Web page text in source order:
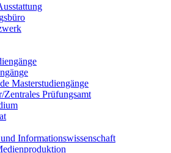
Masterstudiengänge
Zentrales Prüfungsamt
Informationswissenschaft